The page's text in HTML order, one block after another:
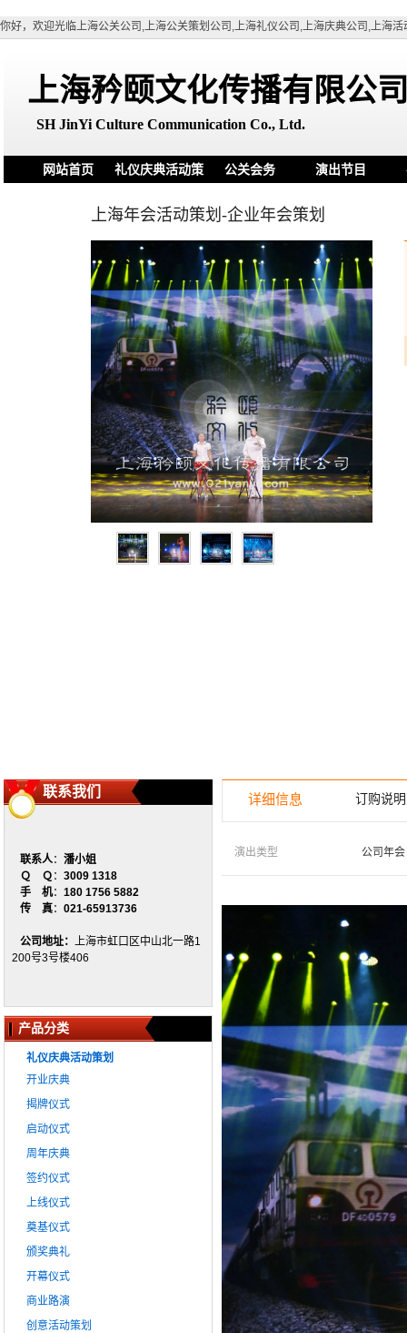
你好，欢迎光临上海公关公司,上海公关策划公司,上海礼仪公司,上海庆典公司,上海
上海矜颐文化传播有限公
SHJinYi Culture Communication Co., Ltd.
网站首页
礼仪庆典活动策
公关会务 演出节目
上海年会活动策划-企业年会策划
详细信息 订购说明
演出类型 公司年会
联系我们
联系人： 潘小姐
Ｑ Ｑ ： 3009 1318
手 机： 180 1756 5882
传 真： 021-65913736
公司地址： 上海市虹口区中山北一路1
200号3号楼406
产品分类
礼仪庆典活动策划
开业庆典
揭牌仪式
启动仪式
周年庆典
签约仪式
上线仪式
奠基仪式
颁奖典礼
开幕仪式
商业路演
创意活动策划